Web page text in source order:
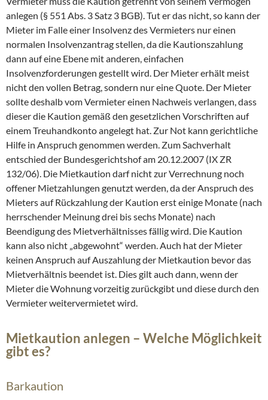
anlegen (§ 551 Abs. 3 Satz 3 BGB). Tut er das nicht, so kann der
Mieter im Falle einer Insolvenz des Vermieters nur einen
normalen Insolvenzantrag stellen, da die Kautionszahlung
dann auf eine Ebene mit anderen, einfachen
Insolvenzforderungen gestellt wird. Der Mieter erhält meist
nicht den vollen Betrag, sondern nur eine Quote. Der Mieter
sollte deshalb vom Vermieter einen Nachweis verlangen, dass
dieser die Kaution gemäß den gesetzlichen Vorschriften auf
einem Treuhandkonto angelegt hat. Zur Not kann gerichtliche
Hilfe in Anspruch genommen werden. Zum Sachverhalt
entschied der Bundesgerichtshof am 20.12.2007 (IX ZR
132/06). Die Mietkaution darf nicht zur Verrechnung noch
offener Mietzahlungen genutzt werden, da der Anspruch des
Mieters auf Rückzahlung der Kaution erst einige Monate (nach
herrschender Meinung drei bis sechs Monate) nach
Beendigung des Mietverhältnisses fällig wird. Die Kaution
kann also nicht „abgewohnt“ werden. Auch hat der Mieter
keinen Anspruch auf Auszahlung der Mietkaution bevor das
Mietverhältnis beendet ist. Dies gilt auch dann, wenn der
Mieter die Wohnung vorzeitig zurückgibt und diese durch den
Vermieter weitervermietet wird.
Mietkaution anlegen – Welche Möglichkeit
gibt es?
Barkaution